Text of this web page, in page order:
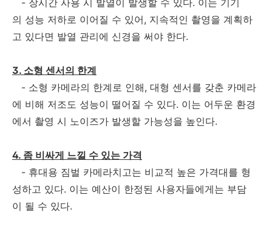
의 성능 저하로 이어질 수 있어, 지속적인 촬영을 계획하
고 있다면 발열 관리에 신경을 써야 한다.
3. 소형 센서의 한계
- 소형 카메라의 한계로 인해, 대형 센서를 갖춘 카메라
에 비해 저조도 성능이 떨어질 수 있다. 이는 어두운 환경
에서 촬영 시 노이즈가 발생할 가능성을 높인다.
4. 좀 비싸게 느낄 수 있는 가격
- 휴대용 짐벌 카메라치고는 비교적 높은 가격대를 형
성하고 있다. 이는 예산이 한정된 사용자들에게는 부담
이 될 수 있다.